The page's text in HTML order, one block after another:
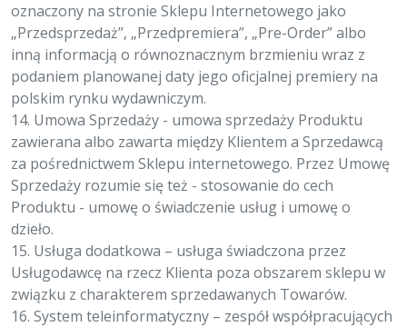
oznaczony na stronie Sklepu Internetowego jako
„Przedsprzedaż”, „Przedpremiera”, „Pre-Order” albo
inną informacją o równoznacznym brzmieniu wraz z
podaniem planowanej daty jego oficjalnej premiery na
polskim rynku wydawniczym.
14. Umowa Sprzedaży - umowa sprzedaży Produktu
zawierana albo zawarta między Klientem a Sprzedawcą
za pośrednictwem Sklepu internetowego. Przez Umowę
Sprzedaży rozumie się też - stosowanie do cech
Produktu - umowę o świadczenie usług i umowę o
dzieło.
15. Usługa dodatkowa – usługa świadczona przez
Usługodawcę na rzecz Klienta poza obszarem sklepu w
związku z charakterem sprzedawanych Towarów.
16. System teleinformatyczny – zespół współpracujących